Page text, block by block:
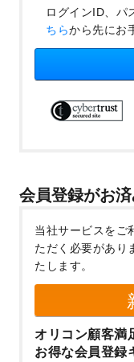
ログインID、パ
ちらから先にお
会員登録がお
当社サービスをご
ただく必要があり
たします。
オリコン顧客満
お得な会員登録